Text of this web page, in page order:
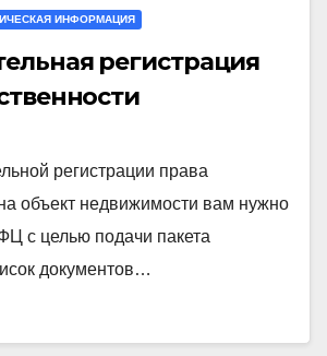
ИНФОРМАЦИЯ
регистрация
регистрации права
объект недвижимости вам нужно
с целью подачи пакета
документов…